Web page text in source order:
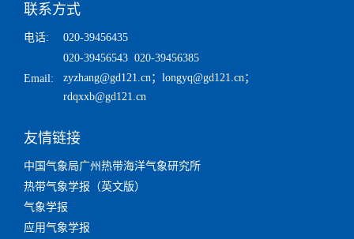
联系方式
电话:
020-39456435
020-39456543 020-39456385
Email:
zyzhang@gd121.cn； longyq@gd121.cn；
rdqxxb@gd121.cn
友情链接
中国气象局广州热带海洋气象研究所
热带气象学报（英文版）
气象学报
应用气象学报